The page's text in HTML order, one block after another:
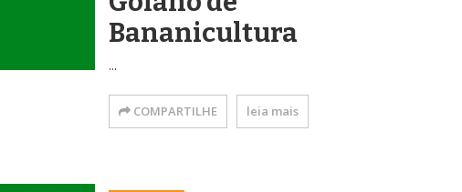
Bananicultura
...
COMPARTILHE leia mais